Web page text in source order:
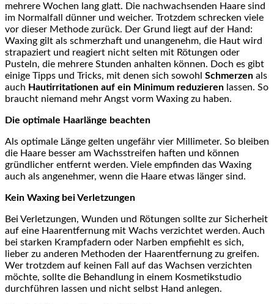
mehrere Wochen lang glatt. Die nachwachsenden Haare sind
im Normalfall dünner und weicher. Trotzdem schrecken viele
vor dieser Methode zurück. Der Grund liegt auf der Hand:
Waxing gilt als schmerzhaft und unangenehm, die Haut wird
strapaziert und reagiert nicht selten mit Rötungen oder
Pusteln, die mehrere Stunden anhalten können. Doch es gibt
einige Tipps und Tricks, mit denen sich sowohl Schmerzen als
auch Hautirritationen auf ein Minimum reduzieren lassen. So
braucht niemand mehr Angst vorm Waxing zu haben.
Die optimale Haarlänge beachten
Als optimale Länge gelten ungefähr vier Millimeter. So bleiben
die Haare besser am Wachsstreifen haften und können
gründlicher entfernt werden. Viele empfinden das Waxing
auch als angenehmer, wenn die Haare etwas länger sind.
Kein Waxing bei Verletzungen
Bei Verletzungen, Wunden und Rötungen sollte zur Sicherheit
auf eine Haarentfernung mit Wachs verzichtet werden. Auch
bei starken Krampfadern oder Narben empfiehlt es sich,
lieber zu anderen Methoden der Haarentfernung zu greifen.
Wer trotzdem auf keinen Fall auf das Wachsen verzichten
möchte, sollte die Behandlung in einem Kosmetikstudio
durchführen lassen und nicht selbst Hand anlegen.